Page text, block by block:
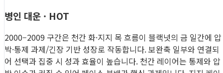
병인 대운 · HOT
2000–2009 구간은 천간 화·지지 목 흐름이 블랙넛의 금 일간에 압
박·통제 과제/긴장 기반 성장로 작동합니다. 보완축 일부와 연결되
어 선택과 집중 시 성과 효율이 높습니다. 천간 레이어는 통제와 압